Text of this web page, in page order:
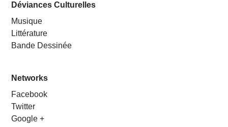
Déviances Culturelles
Musique
Littérature
Bande Dessinée
Networks
Facebook
Twitter
Google +